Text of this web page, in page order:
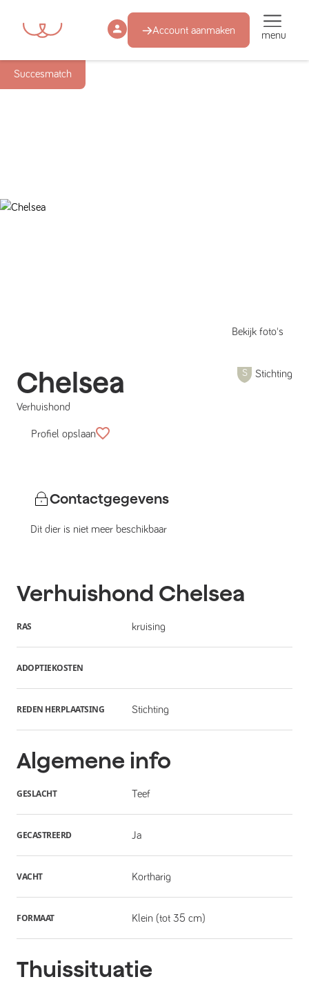
Account aanmaken menu
Succesmatch
Bekijk foto's
Chelsea
Verhuishond
Stichting
Profiel opslaan
Contactgegevens
Dit dier is niet meer beschikbaar
Verhuishond Chelsea
RAS kruising
ADOPTIEKOSTEN
REDEN HERPLAATSING Stichting
Algemene info
GESLACHT Teef
GECASTREERD Ja
VACHT Kortharig
FORMAAT Klein (tot 35 cm)
Thuissituatie